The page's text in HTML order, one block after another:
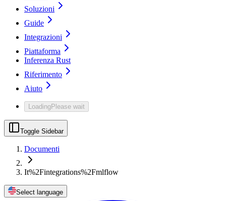
Soluzioni
Guide
Integrazioni
Piattaforma
Inferenza Rust
Riferimento
Aiuto
LoadingPlease wait
Toggle Sidebar
Documenti
It%2Fintegrations%2Fmlflow
Select language